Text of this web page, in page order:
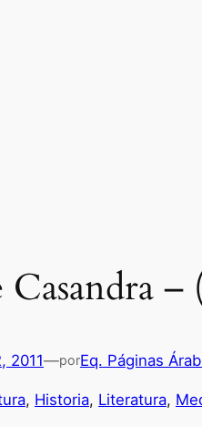
2011—porEq. Páginas
, Historia, Literatura,